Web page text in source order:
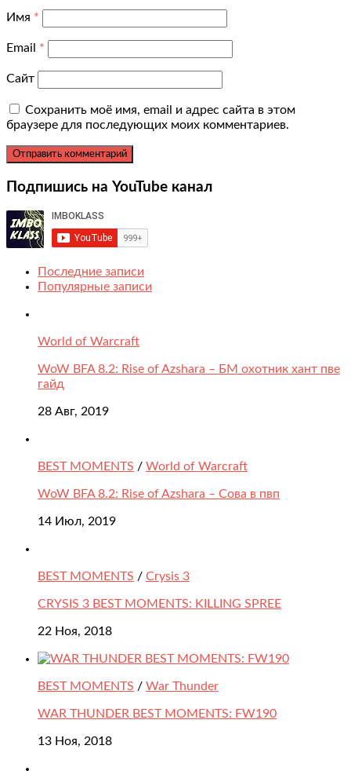
Имя *
Email *
Сайт
Сохранить моё имя, email и адрес сайта в этом
браузере для последующих моих комментариев.
Подпишись на YouTube канал
Последние записи
Популярные записи
World of Warcraft
WoW BFA 8.2: Rise of Azshara – БМ охотник хант пве
гайд
28 Авг, 2019
BEST MOMENTS / World of Warcraft
WoW BFA 8.2: Rise of Azshara – Сова в пвп
14 Июл, 2019
BEST MOMENTS / Crysis 3
CRYSIS 3 BEST MOMENTS: KILLING SPREE
22 Ноя, 2018
BEST MOMENTS / War Thunder
WAR THUNDER BEST MOMENTS: FW190
13 Ноя, 2018